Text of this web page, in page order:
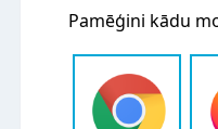
Pamēģini kādu